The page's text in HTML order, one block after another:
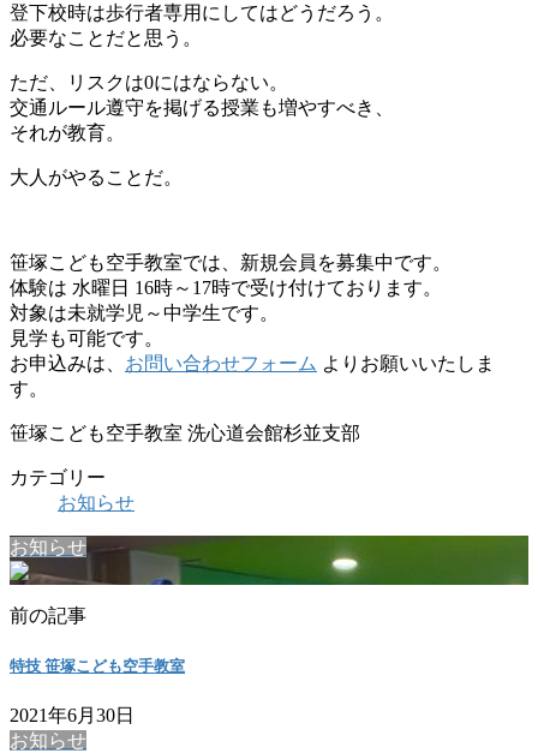
登下校時は歩行者専用にしてはどうだろう。
必要なことだと思う。
ただ、リスクは0にはならない。
交通ルール遵守を掲げる授業も増やすべき、
それが教育。
大人がやることだ。
笹塚こども空手教室では、新規会員を募集中です。
体験は 水曜日 16時～17時で受け付けております。
対象は未就学児～中学生です。
見学も可能です。
お申込みは、 お問い合わせフォーム よりお願いいたしま
す。
笹塚こども空手教室 洗心道会館杉並支部
カテゴリー
お知らせ
お知らせ
前の記事
特技 笹塚こども空手教室
2021年6月30日
お知らせ